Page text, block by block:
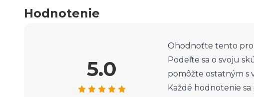
Hodnotenie
5.0
Ohodnoťte tento
Podeľte sa o svoju
pomôžte ostatným s
Každé hodnotenie sa